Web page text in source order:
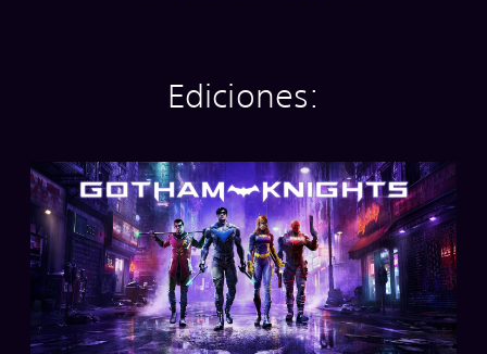
Ediciones:
E
d
c
i
ó
n
E
s